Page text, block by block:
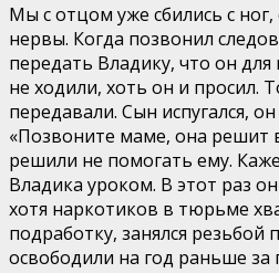
Мы с отцом уже сбились с
нервы. Когда позвонил
передать Владику, что он для
не ходили, хоть он и просил.
передавали. Сын испугался,
«Позвоните маме, она решит
решили не помогать ему.
Владика уроком. В этот раз
хотя наркотиков в тюрьме
подработку, занялся резьбой
освободили на год раньше